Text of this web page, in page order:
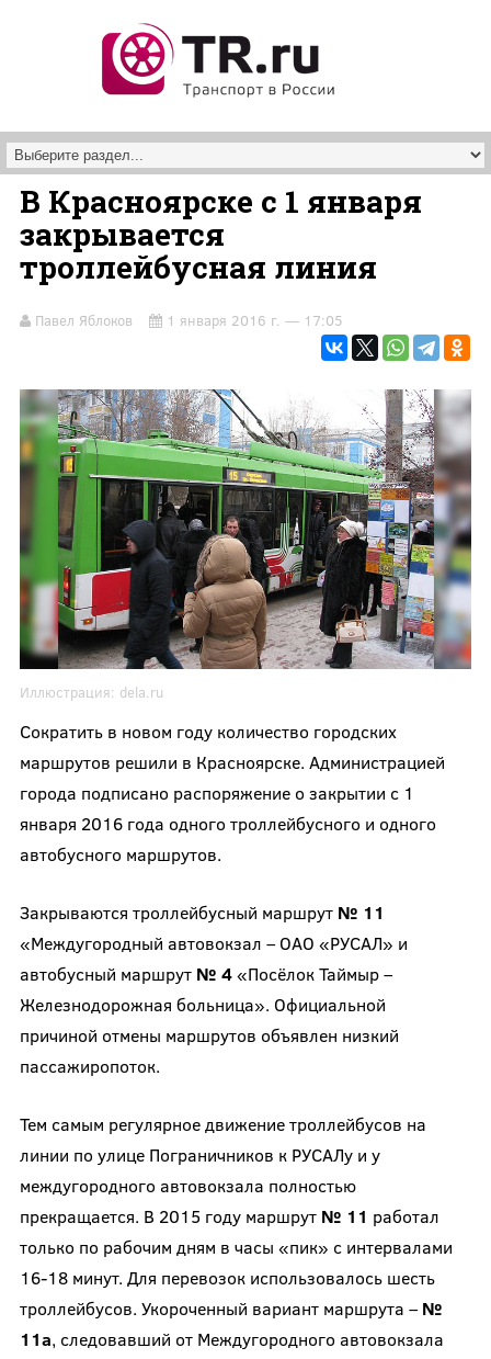
В Красноярске с 1 января
закрывается
троллейбусная линия
Павел Яблоков 1 января 2016 г. — 17:05
Иллюстрация: dela.ru
Сократить в новом году количество городских
маршрутов решили в Красноярске. Администрацией
города подписано распоряжение о закрытии с 1
января 2016 года одного троллейбусного и одного
автобусного маршрутов.
Закрываются троллейбусный маршрут № 11
«Междугородный автовокзал – ОАО «РУСАЛ» и
автобусный маршрут № 4«Посёлок Таймыр –
Железнодорожная больница». Официальной
причиной отмены маршрутов объявлен низкий
пассажиропоток.
Тем самым регулярное движение троллейбусов на
линии по улице Пограничников к РУСАЛу и у
междугородного автовокзала полностью
прекращается. В 2015 году маршрут № 11 работал
только по рабочим дням в часы «пик» с интервалами
16-18 минут. Для перевозок использовалось шесть
троллейбусов. Укороченный вариант маршрута – №
11а, следовавший от Междугородного автовокзала